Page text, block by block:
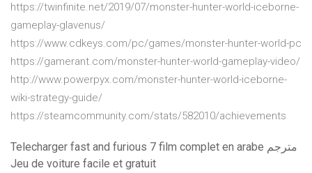
https://twinfinite.net/2019/07/monster-hunter-world-iceborne-
gameplay-glavenus/
https://www.cdkeys.com/pc/games/monster-hunter-world-pc
https://gamerant.com/monster-hunter-world-gameplay-video/
http://www.powerpyx.com/monster-hunter-world-iceborne-
wiki-strategy-guide/
https://steamcommunity.com/stats/582010/achievements
Telecharger fast and furious 7 film complet en arabe مترجم
Jeu de voiture facile et gratuit